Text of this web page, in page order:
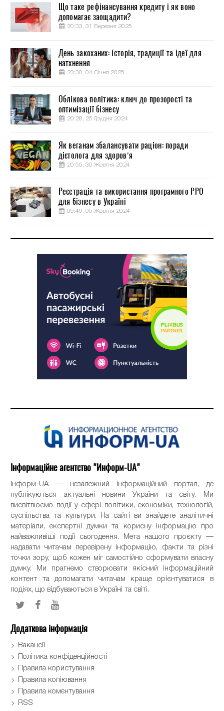
Що таке рефінансування кредиту і як воно
допомагає заощадити?
20:33, 31 Березня 2025
День закоханих: історія, традиції та ідеї для
натхнення
23:30, 04 Січня 2025
Облікова політика: ключ до прозорості та
оптимізації бізнесу
20:28, 25 Грудня 2024
Як веганам збалансувати раціон: поради
дієтолога для здоров’я
20:55, 30 Жовтня 2024
Реєстрація та використання програмного РРО
для бізнесу в Україні
09:49, 05 Жовтня 2024
Інформаційне агентство "Информ-UA"
Інформ-UA — незалежний інформаційний портал, де
публікуються актуальні новини України та світу. Ми
висвітлюємо події у сфері політики, економіки, технологій,
суспільства та культури. На сайті ви знайдете аналітичні
матеріали, експертні думки та корисну інформацію про
найважливіші події сьогодення. Мета нашого проєкту —
надавати читачам перевірену інформацію, факти та різні
точки зору, щоб кожен міг самостійно сформувати власну
думку. Ми прагнемо створювати якісний інформаційний
контент та допомагати читачам краще орієнтуватися в
подіях, що відбуваються в Україні та світі.
Додаткова інформація
Вакансії
Політика конфіденційності
Правила користування
Правила копіювання
Правила коментування
RSS